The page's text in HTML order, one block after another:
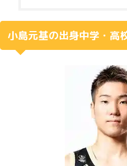
小島元基の出身中学・高